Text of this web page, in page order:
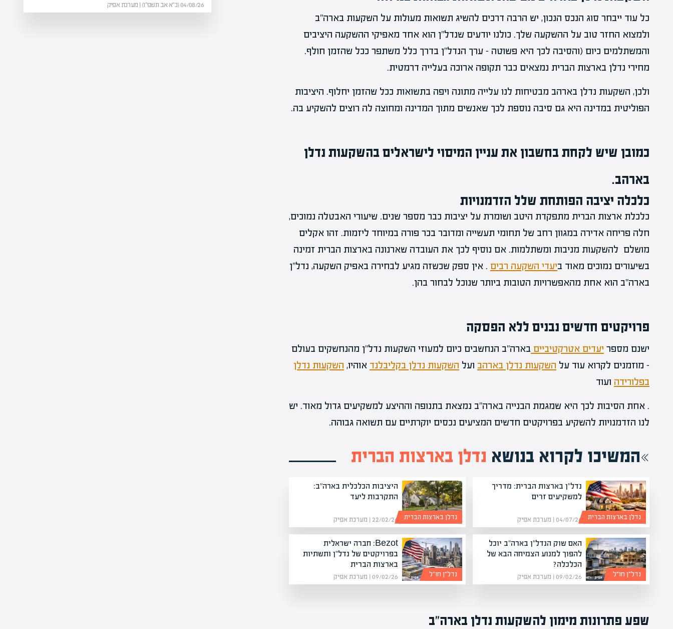
כל עוד ייבחר סוג הנכס הנכון, יש הרבה דרכים להשיג תשואות מעולות על השקעות בארה"ב
ולמצוא החזר טוב על ההשקעה שלך. כולנו יודעים שנדל"ן הוא אחד מאפיקי ההשקעה היציבים
והמשתלמים כיום (והסיבה לכך היא פשוטה – ערך הנדל"ן בדרך כלל משתפר ככל שהזמן חולף.
מחירי נדלן בארצות הברית נמצאים כבר תקופה ארוכה בעלייה דרמטית.
ולכן, השקעות נדלן בארהב מבטיחות לנו עלייה מתונה ויפה בתשואות ככל שהזמן יחלוף. היציבות
הפוליטית במדינה היא גם סיבה נוספת לכך שאנשים מתוך המדינה ומחוצה לה רוצים להשקיע בה.
כמובן שיש לקחת בחשבון את עניין המיסוי לישראלים בהשקעות נדלן
בארהב.
כלכלה יציבה הפותחת שלל הזדמנויות
כלכלת ארצות הברית מתפקדת היטב ושומרת על יציבות כבר מספר שנים. שיעורי האבטלה נמוכים,
חלה פריחה אדירה במגוון רחב של תחומי תעשייה ומדובר בכר פורה במיוחד ליזמות. זהו אקלים
מושלם להשקעות מניבות ומשתלמות. אם נוסיף לכך את העובדה שארנונה בארצות הברית זמינה
בשיעורים נמוכים מאוד ביעדי השקעה רבים . אין ספק שכשזה מגיע לבחירה באפיק השקעה, נדל"ן
בארה"ב הוא אחת מהאפשרויות הטובות ביותר שנוכל לבחור בהן.
פרויקטים חדשים נבנים ללא הפסקה
ישנם מספר יעדים אטרקטיביים בארה"ב הנחשבים כיום למעוזי השקעות נדל"ן מהנחשקים בעולם
– מוזמנים לקרוא עוד על השקעות נדלן בארהב ועל השקעות נדלן בקליבלנד אוהיו, השקעות נדלן
בפלורידה ועוד
. אחת הסיבות לכך היא שמגמת הבנייה בארה"ב נמצאת בתנופה וההיצע למשקיעים גדול מאוד. יש
לנו הזדמנויות להשקיע בפרויקטים חדשים המציעים נכסים יוקרתיים עם תשואה גבוהה.
המשיכו לקרוא בנושא נדלן בארצות הברית
נדל"ן בארצות הברית: מדריך
למשקיעים זרים
04/07/26 | מערכת אפיק נדלן בארצות הברית
היציבות הכלכלית בארה"ב:
התקרבות ליעד
22/02/26 | מערכת אפיק נדלן בארצות הברית
האם שוק הנדל"ן בארה"ב יוכל
להפוך למנוע הצמיחה הבא של
הכלכלה?
09/02/26 | מערכת אפיק נדל״ן חו״ל
Bezot: חברה ישראלית
בפרויקטים של נדל"ן ותשתיות
בארצות הברית
09/02/26 | מערכת אפיק נדל״ן חו״ל
שפע פתרונות מימון להשקעות נדלן בארה"ב
04/08/26 (כ״א אב תשפ״ו) | מערכת אפיק